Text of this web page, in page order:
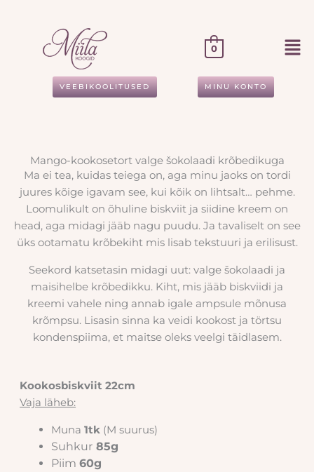
0
VEEBIKOOLITUSED MINU KONTO
Mango-kookosetort valge šokolaadi krõbedikuga
Ma ei tea, kuidas teiega on, aga minu jaoks on tordi
juures kõige igavam see, kui kõik on lihtsalt… pehme.
Loomulikult on õhuline biskviit ja siidine kreem on
head, aga midagi jääb nagu puudu. Ja tavaliselt on see
üks ootamatu krõbekiht mis lisab tekstuuri ja erilisust.
Seekord katsetasin midagi uut: valge šokolaadi ja
maisihelbe krõbedikku. Kiht, mis jääb biskviidi ja
kreemi vahele ning annab igale ampsule mõnusa
krõmpsu. Lisasin sinna ka veidi kookost ja törtsu
kondenspiima, et maitse oleks veelgi täidlasem.
Kookosbiskviit 22cm
Vaja läheb:
Muna1tk (M suurus)
Suhkur 85g
Piim60g